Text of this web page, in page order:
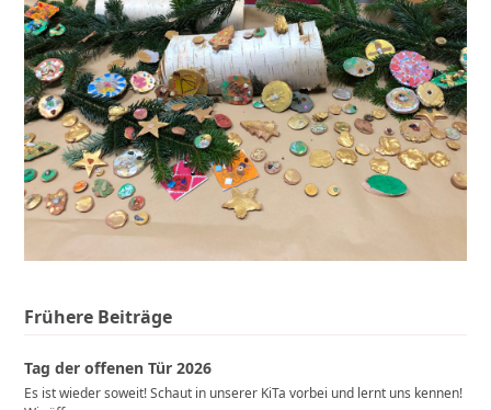
Frühere Beiträge
Tag der offenen Tür 2026
Es ist wieder soweit! Schaut in unserer KiTa vorbei und lernt uns kennen!